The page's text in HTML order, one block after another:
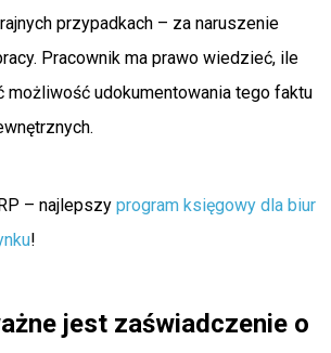
przypadkach – za naruszenie
Pracownik ma prawo wiedzieć, ile
możliwość udokumentowania tego faktu
– najlepszy program księgowy dla biur
!
jest zaświadczenie o